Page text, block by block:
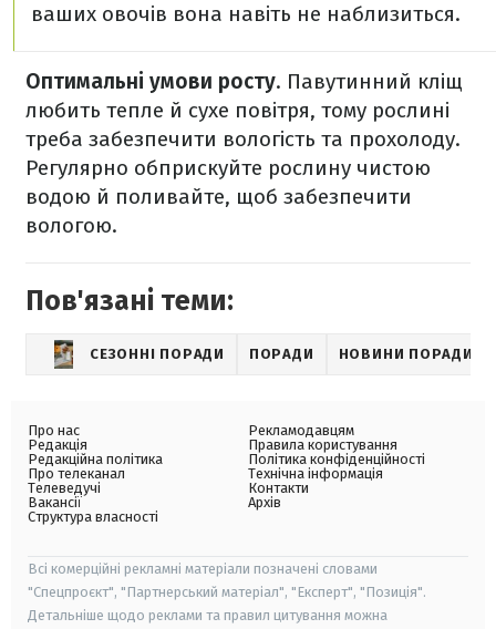
ваших овочів вона навіть не наблизиться.
Оптимальні умови росту. Павутинний кліщ
любить тепле й сухе повітря, тому рослині
треба забезпечити вологість та прохолоду.
Регулярно обприскуйте рослину чистою
водою й поливайте, щоб забезпечити
вологою.
Пов'язані теми:
СЕЗОННІ ПОРАДИ ПОРАДИ НОВИНИ ПОРАДИ
Про нас
Редакція
Редакційна політика
Про телеканал
Телеведучі
Вакансії
Структура власності
Рекламодавцям
Правила користування
Політика конфіденційності
Технічна інформація
Контакти
Архів
Всі комерційні рекламні матеріали позначені словами
"Спецпроєкт", "Партнерський матеріал", "Експерт", "Позиція".
Детальніше щодо реклами та правил цитування можна